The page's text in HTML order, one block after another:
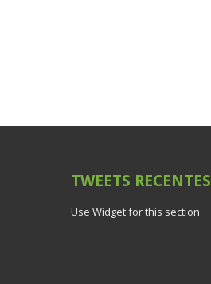
TWEETS RECENTES
Use Widget for this section